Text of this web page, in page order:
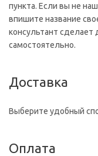
пункта. Если вы не
впишите название
консультант сделает
самостоятельно.
Доставка
Выберите удобный
Оплата